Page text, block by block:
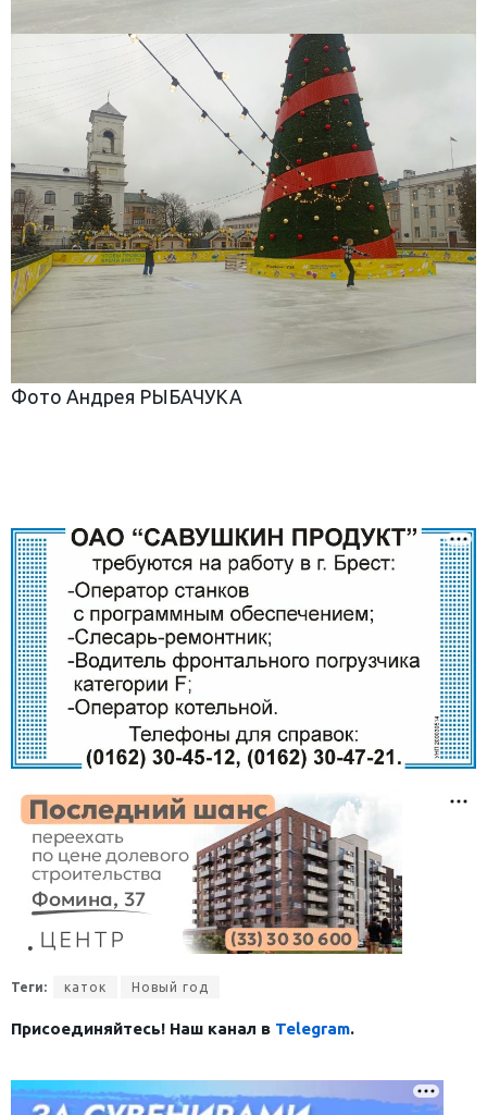
Фото Андрея РЫБАЧУКА
Теги: каток Новый год
Присоединяйтесь! Наш канал в Telegram.